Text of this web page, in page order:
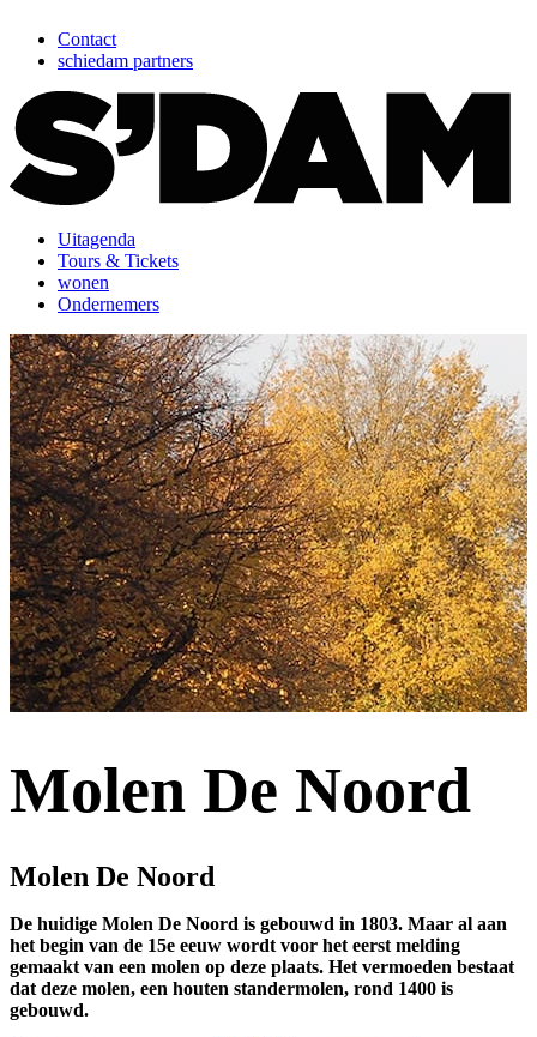
Contact
schiedam partners
Uitagenda
Tours & Tickets
wonen
Ondernemers
Molen De Noord
Molen De Noord
De huidige Molen De Noord is gebouwd in 1803. Maar al aan
het begin van de 15e eeuw wordt voor het eerst melding
gemaakt van een molen op deze plaats. Het vermoeden bestaat
dat deze molen, een houten standermolen, rond 1400 is
gebouwd.